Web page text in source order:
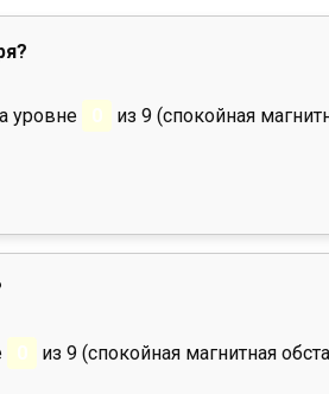
уровне 0 из 9 (спокойная
0 из 9 (спокойная магнитная